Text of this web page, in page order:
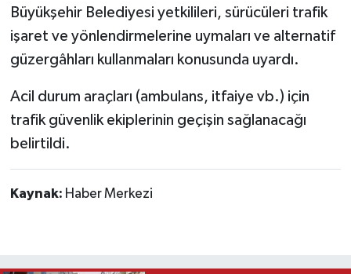
Büyükşehir Belediyesi yetkilileri, sürücüleri trafik
işaret ve yönlendirmelerine uymaları ve alternatif
güzergâhları kullanmaları konusunda uyardı.
Acil durum araçları (ambulans, itfaiye vb.) için
trafik güvenlik ekiplerinin geçişin sağlanacağı
belirtildi.
Kaynak: Haber Merkezi